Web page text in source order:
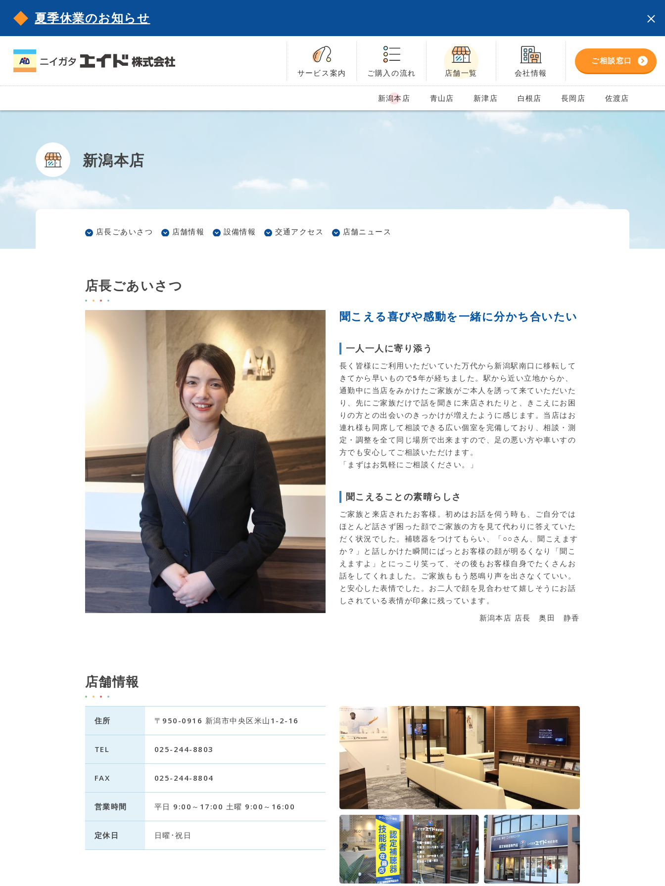
夏季休業のお知らせ
サービス 案内 ご購入の流れ 店舗一覧 会社情報
ご相談窓口
新潟本店 青山店 新津店 白根店 長岡店 佐渡店
新潟本店
店長ごあいさつ 店舗情報 設備情報 交通アクセス 店舗ニュース
店長ごあいさつ
聞こえる喜びや感動を一緒に分かち合いたい
一人一人に寄り添う
長く皆様にご利用いただいていた万代から新潟駅南口に移転して
きてから早いもので5年が経ちました。駅から近い立地からか、
通勤中に当店をみかけたご家族がご本人を誘って来ていただいた
り、先にご家族だけで話を聞きに来店されたりと、きこえにお困
りの方との出会いのきっかけが増えたように感じます。当店はお
連れ様も同席して相談できる広い個室を完備しており、相談・測
定・調整を全て同じ場所で出来ますので、足の悪い方や車いすの
方でも安心してご相談いただけます。
「まずはお気軽にご相談ください。」
聞こえることの素晴らしさ
ご家族と来店されたお客様。初めはお話を伺う時も、ご自分では
ほとんど話さず困った顔でご家族の方を見て代わりに答えていた
だく状況でした。補聴器をつけてもらい、「○○さん、聞こえます
か？」と話しかけた瞬間にぱっとお客様の顔が明るくなり「聞こ
えますよ」とにっこり笑って、その後もお客様自身でたくさんお
話をしてくれました。ご家族ももう怒鳴り声を出さなくていい。
と安心した表情でした。お二人で顔を見合わせて嬉しそうにお話
しされている表情が印象に残っています。
新潟本店 店長 奥田 静香
店舗情報
住所 〒950-0916 新潟市中央区米山1-2-16
TEL 025-244-8803
FAX 025-244-8804
営業時間 平日 9:00～17:00 土曜 9:00～16:00
定休日 日曜･祝日